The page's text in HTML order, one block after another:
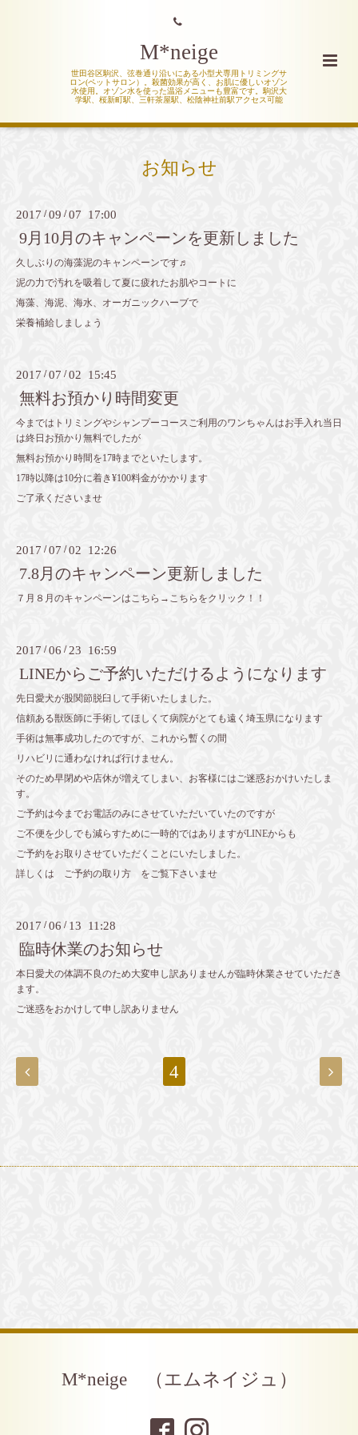
M*neige
世田谷区駒沢、弦巻通り沿いにある小型犬専用トリミングサ
ロン(ペットサロン）。殺菌効果が高く、お肌に優しいオゾン
水使用。オゾン水を使った温浴メニューも豊富です。駒沢大
学駅、桜新町駅、三軒茶屋駅、松陰神社前駅アクセス可能
お知らせ
2017 /09 /07 17:00
9月10月のキャンペーンを更新しました
久しぶりの海藻泥のキャンペーンです♬
泥の力で汚れを吸着して夏に疲れたお肌やコートに
海藻、海泥、海水、オーガニックハーブで
栄養補給しましょう
2017 /07 /02 15:45
無料お預かり時間変更
今まではトリミングやシャンプーコースご利用のワンちゃんはお手入れ当日
は終日お預かり無料でしたが
無料お預かり時間を17時までといたします。
17時以降は10分に着き¥100料金がかかります
ご了承くださいませ
2017 /07 /02 12:26
7.8月のキャンペーン更新しました
７月８月のキャンペーンはこちら→ こちらをクリック！！
2017 /06 / 23 16:59
LINEからご予約いただけるようになります
先日愛犬が股関節脱臼して手術いたしました。
信頼ある獣医師に手術してほしくて病院がとても遠く埼玉県になります
手術は無事成功したのですが、これから暫くの間
リハビリに通わなければ行けません。
そのため早閉めや店休が増えてしまい、お客様にはご迷惑おかけいたしま
す。
ご予約は今までお電話のみにさせていただいていたのですが
ご不便を少しでも減らすために一時的ではありますがLINEからも
ご予約をお取りさせていただくことにいたしました。
詳しくは ご予約の取り方 をご覧下さいませ
2017 /06 / 13 11:28
臨時休業のお知らせ
本日愛犬の体調不良のため大変申し訳ありませんが臨時休業させていただき
ます。
ご迷惑をおかけして申し訳ありません
4
M*neige （エムネイジュ）